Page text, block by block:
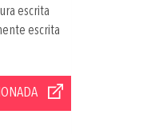
escrita
escrita